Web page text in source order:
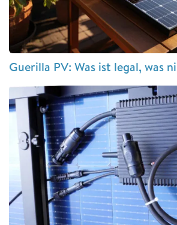
Guerilla PV: Was ist legal, was